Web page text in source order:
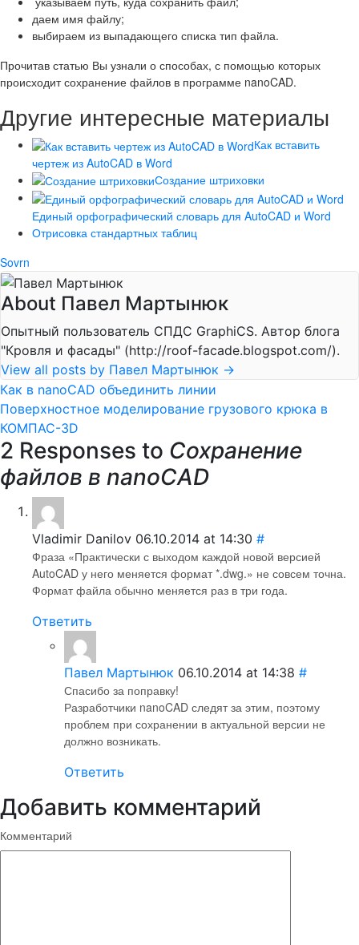
даем имя файлу;
выбираем из выпадающего списка тип файла.
Прочитав статью Вы узнали о способах, с помощью которых
происходит сохранение файлов в программе nanoCAD.
Другие интересные материалы
Как вставить
чертеж из AutoCAD в Word
Создание штриховки
Единый орфографический словарь для AutoCAD и Word
Отрисовка стандартных таблиц
Sovrn
About Павел Мартынюк
Опытный пользователь СПДС GraphiCS. Автор блога
"Кровля и фасады" (http://roof-facade.blogspot.com/).
View all posts by Павел Мартынюк →
Как в nanoCAD объединить линии
Поверхностное моделирование грузового крюка в
КОМПАС-3D
2 Responses to Сохранение
файлов в nanoCAD
Vladimir Danilov 06.10.2014 at 14:30 #
Фраза «Практически с выходом каждой новой версией
AutoCAD у него меняется формат *.dwg.» не совсем точна.
Формат файла обычно меняется раз в три года.
Ответить
Павел Мартынюк 06.10.2014 at 14:38 #
Спасибо за поправку!
Разработчики nanoCAD следят за этим, поэтому
проблем при сохранении в актуальной версии не
должно возникать.
Ответить
Добавить комментарий
Комментарий